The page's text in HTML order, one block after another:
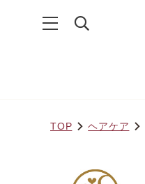
TOP ヘアケア